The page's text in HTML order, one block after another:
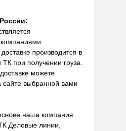
производится в
при получении груза.
можете
сайте выбранной вами
наша компания
Деловые линии,